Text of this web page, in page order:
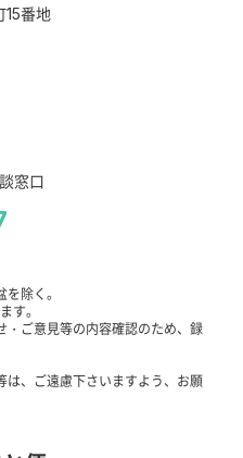
番地
窓口
除く。
す。
ご意見等の内容確認のため、録
、ご遠慮下さいますよう、お願